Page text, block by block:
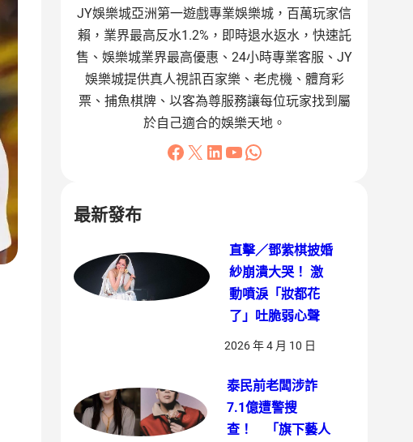
JY娛樂城亞洲第一遊戲專業娛樂城，百萬玩家信
賴，業界最高反水1.2%，即時退水返水，快速託
售、娛樂城業界最高優惠、24小時專業客服、JY
娛樂城提供真人視訊百家樂、老虎機、體育彩
票、捕魚棋牌、以客為尊服務讓每位玩家找到屬
於自己適合的娛樂天地。
最新發布
直擊／鄧紫棋披婚
紗崩潰大哭！ 激
動噴淚「妝都花
了」吐脆弱心聲
2026 年 4 月 10 日
泰民前老闆涉詐
7.1億遭警搜
查！ 「旗下藝人